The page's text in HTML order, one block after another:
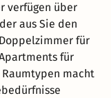
verfügen über
aus Sie den
für
für
macht